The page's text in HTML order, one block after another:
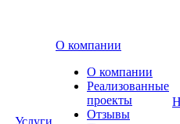
Услуги
О компании
О компании
Реализованные
проекты
Отзывы